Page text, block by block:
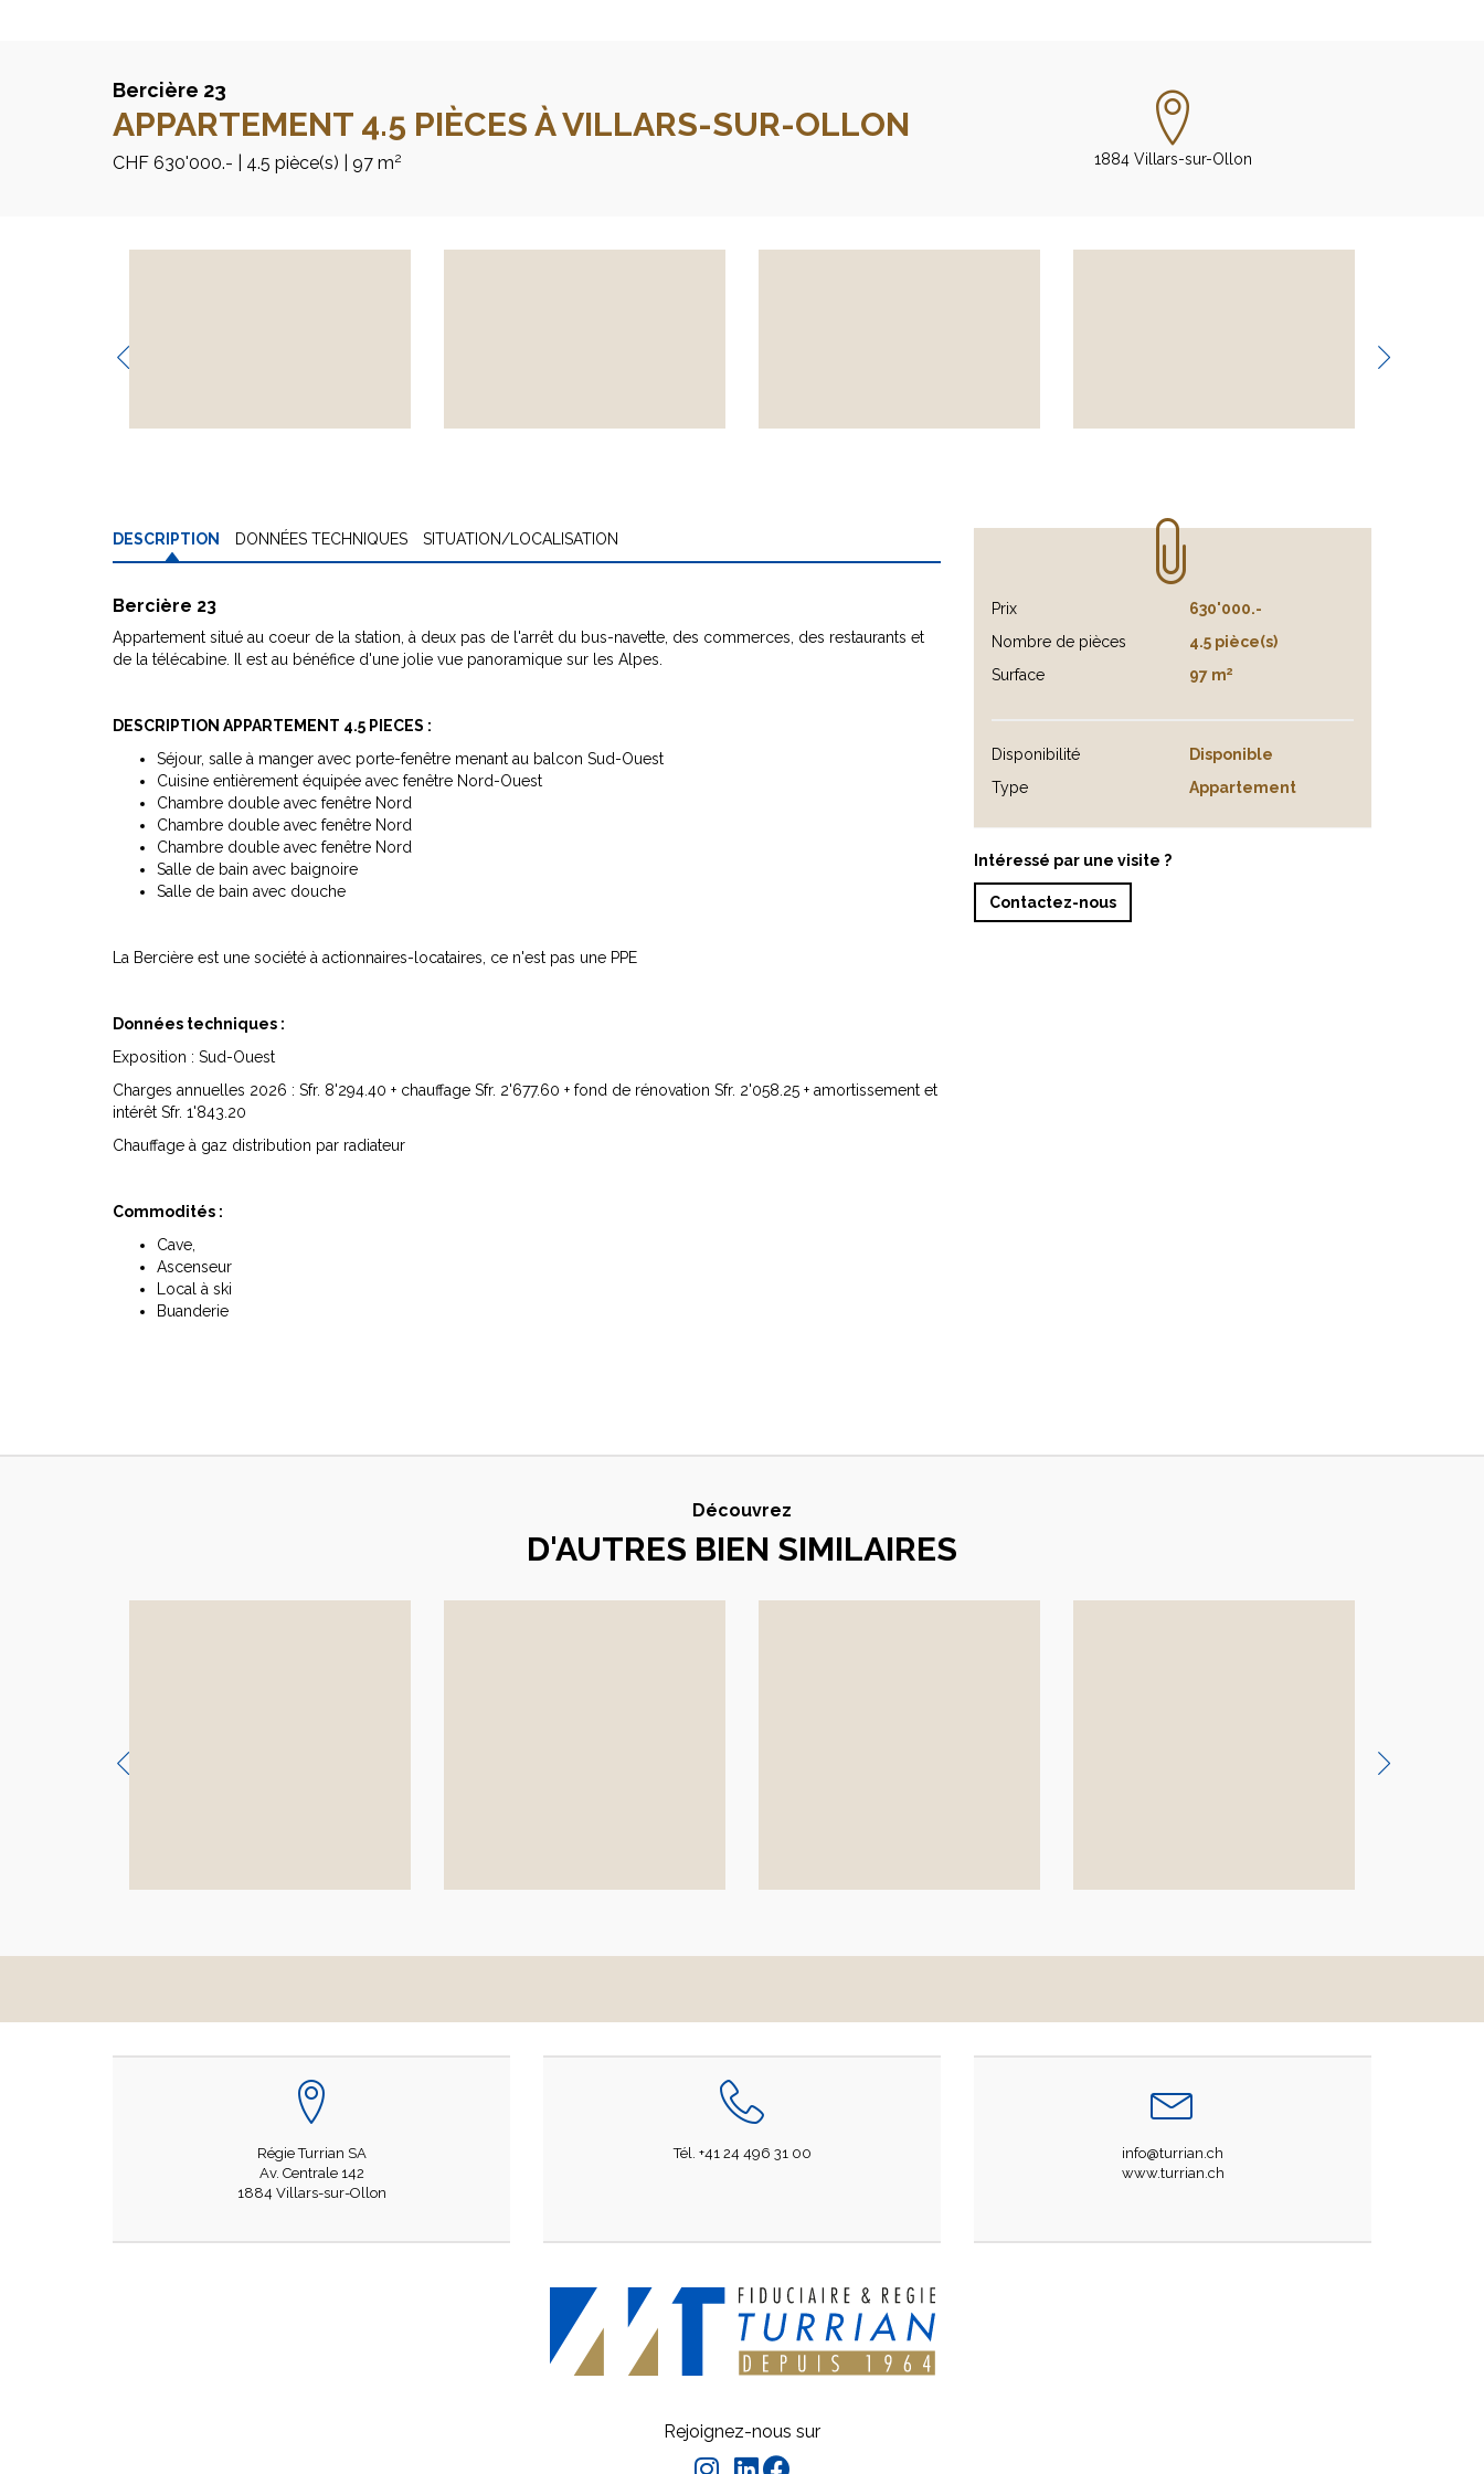
Bercière 23
APPARTEMENT 4.5 PIÈCES À VILLARS-SUR-OLLON
CHF 630'000.- | 4.5 pièce(s) | 97 m2 1884 Villars-sur-Ollon
DESCRIPTION DONNÉES TECHNIQUES SITUATION/LOCALISATION
Bercière 23
Appartement situé au coeur de la station, à deux pas de l'arrêt du bus-navette, des commerces, des restaurants et
de la télécabine. Il est au bénéfice d'une jolie vue panoramique sur les Alpes.
DESCRIPTION APPARTEMENT 4.5 PIECES :
Séjour, salle à manger avec porte-fenêtre menant au balcon Sud-Ouest
Cuisine entièrement équipée avec fenêtre Nord-Ouest
Chambre double avec fenêtre Nord
Chambre double avec fenêtre Nord
Chambre double avec fenêtre Nord
Salle de bain avec baignoire
Salle de bain avec douche
La Bercière est une société à actionnaires-locataires, ce n'est pas une PPE
Données techniques :
Exposition : Sud-Ouest
Charges annuelles 2026 : Sfr. 8'294.40 + chauffage Sfr. 2'677.60 + fond de rénovation Sfr. 2'058.25 + amortissement et
intérêt Sfr. 1'843.20
Chauffage à gaz distribution par radiateur
Commodités :
Cave,
Ascenseur
Local à ski
Buanderie
Prix
630'000.-
Nombre de pièces
4.5 pièce(s)
Surface
97 m2
Disponibilité
Disponible
Type
Appartement
Intéressé par une visite ?
Contactez-nous
Découvrez
D'AUTRES BIEN SIMILAIRES
Régie Turrian SA
Av. Centrale 142
1884 Villars-sur-Ollon
Tél. +41 24 496 31 00
info@turrian.ch
www.turrian.ch
Rejoignez-nous sur